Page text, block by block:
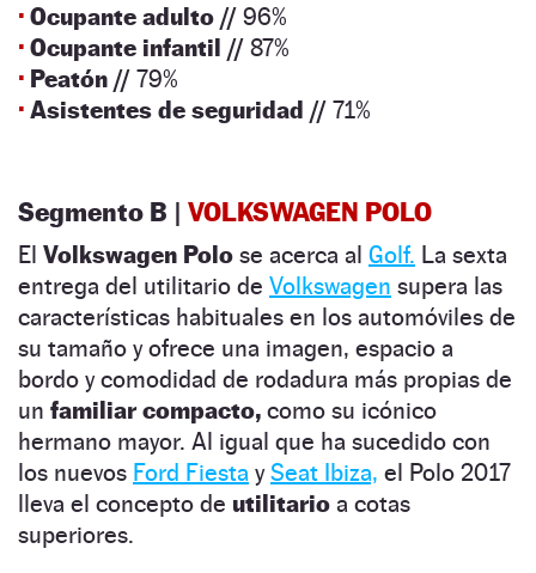
· Ocupante adulto // 96%
· Ocupante infantil // 87%
· Peatón // 79%
· Asistentes de seguridad // 71%
Segmento B | VOLKSWAGEN POLO
El Volkswagen Polo se acerca al Golf. La sexta
entrega del utilitario de Volkswagen supera las
características habituales en los automóviles de
su tamaño y ofrece una imagen, espacio a
bordo y comodidad de rodadura más propias de
un familiar compacto, como su icónico
hermano mayor. Al igual que ha sucedido con
los nuevos Ford Fiesta ySeat Ibiza, el Polo 2017
lleva el concepto de utilitario a cotas
superiores.